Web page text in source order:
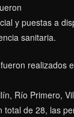
y puestas a
sanitaria.
realizados
Río Primero,
total de 28, las